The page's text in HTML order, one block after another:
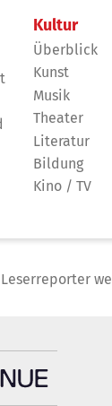
Kultur
Überblick
Kunst
Musik
Theater
Literatur
Bildung
Kino / TV
Leserreporter